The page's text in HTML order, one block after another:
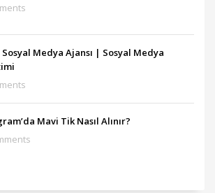
Sosyal Medya Ajansı‎ | Sosyal Medya
Mavi Tik Nasıl Alınır?